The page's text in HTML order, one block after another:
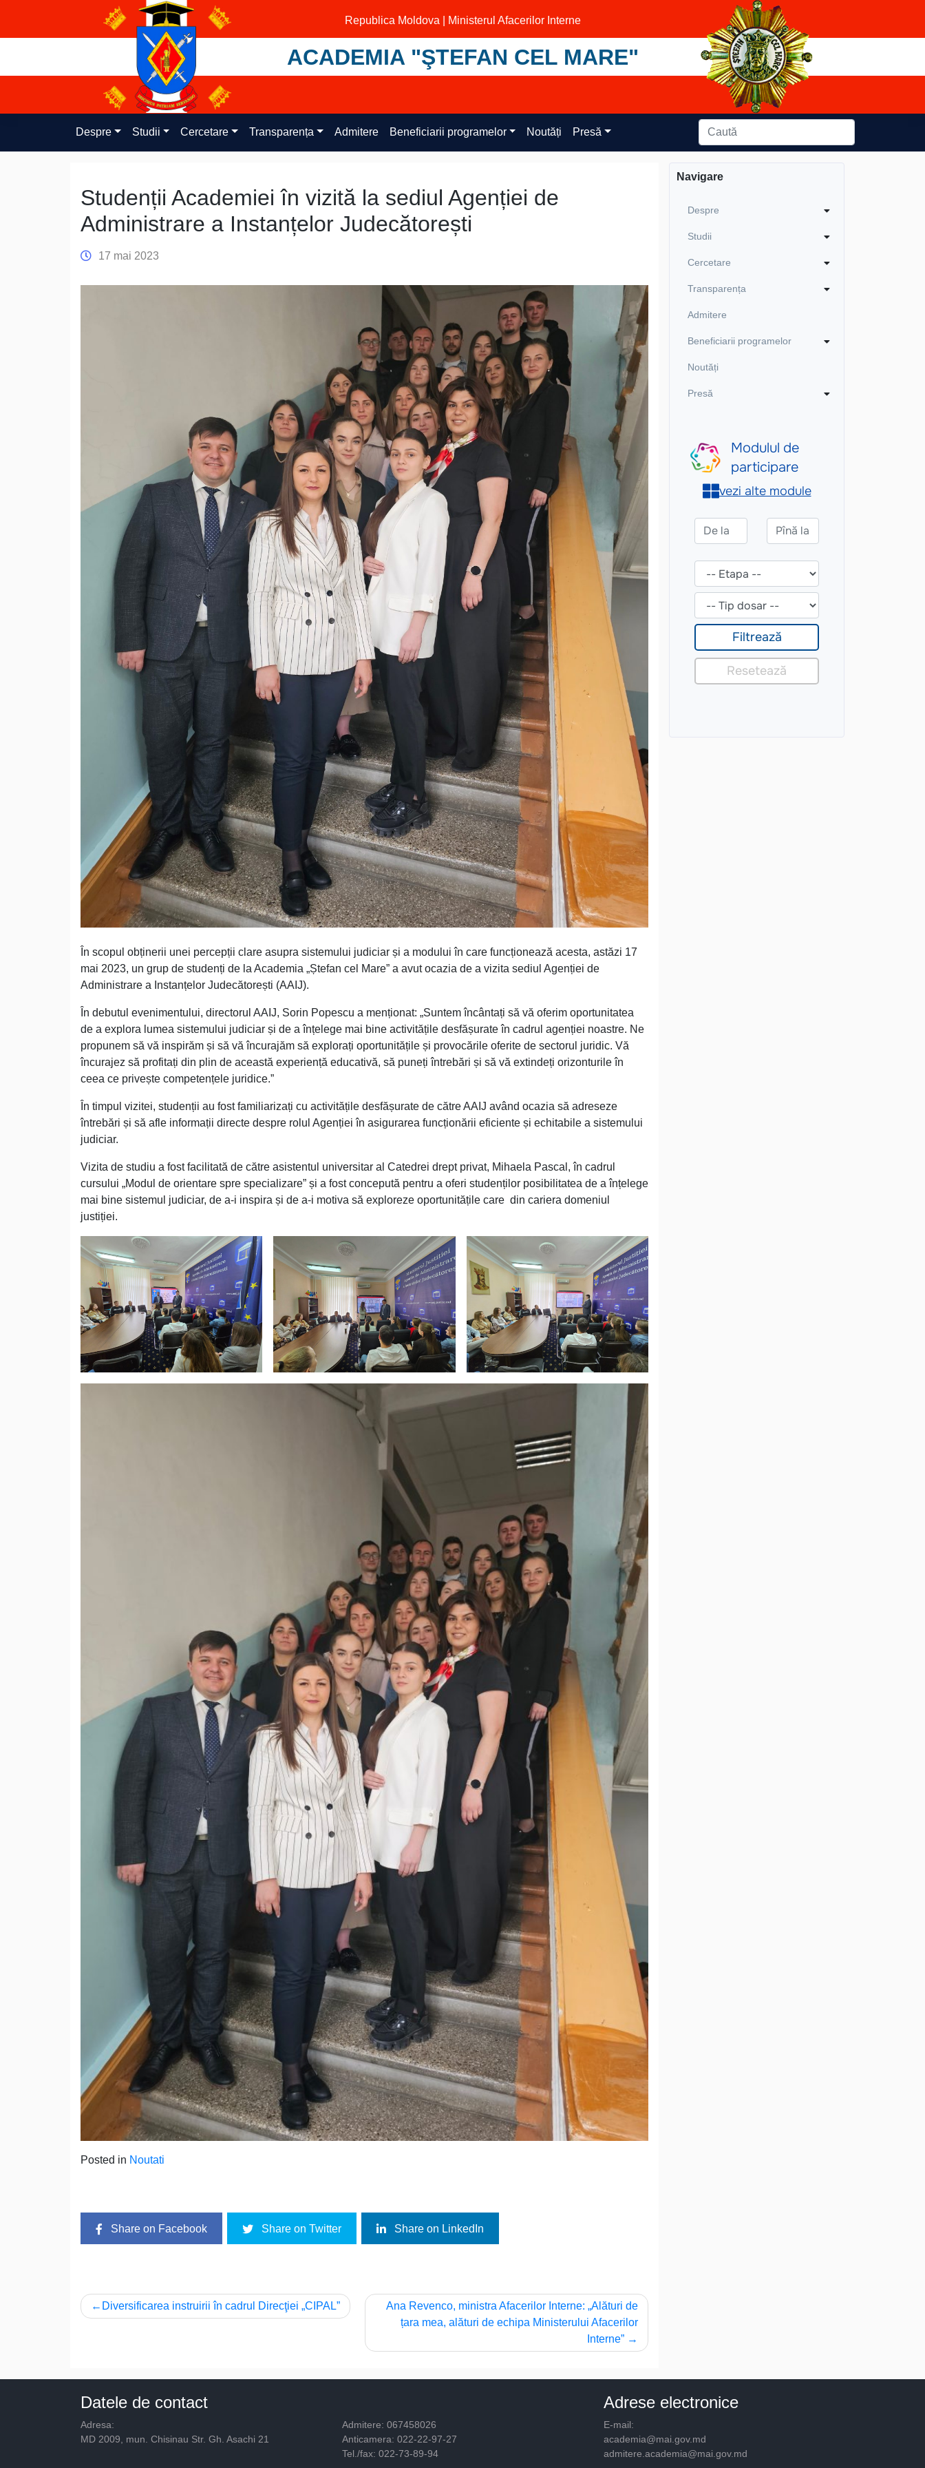
content
Republica Moldova | Ministerul Afacerilor Interne
ACADEMIA "ŞTEFAN CEL MARE"
Despre Studii Cercetare Transparența Admitere Beneficiarii programelor Noutăți Presă
Studenții Academiei în vizită la sediul Agenției de
Administrare a Instanțelor Judecătorești
17 mai 2023
În scopul obținerii unei percepții clare asupra sistemului judiciar și a modului în care funcționează acesta, astăzi 17
mai 2023, un grup de studenți de la Academia „Ștefan cel Mare” a avut ocazia de a vizita sediul Agenției de
Administrare a Instanțelor Judecătorești (AAIJ).
În debutul evenimentului, directorul AAIJ, Sorin Popescu a menționat: „Suntem încântați să vă oferim oportunitatea
de a explora lumea sistemului judiciar și de a înțelege mai bine activitățile desfășurate în cadrul agenției noastre. Ne
propunem să vă inspirăm și să vă încurajăm să explorați oportunitățile și provocările oferite de sectorul juridic. Vă
încurajez să profitați din plin de această experiență educativă, să puneți întrebări și să vă extindeți orizonturile în
ceea ce privește competențele juridice.”
În timpul vizitei, studenții au fost familiarizați cu activitățile desfășurate de către AAIJ având ocazia să adreseze
întrebări și să afle informații directe despre rolul Agenției în asigurarea funcționării eficiente și echitabile a sistemului
judiciar.
Vizita de studiu a fost facilitată de către asistentul universitar al Catedrei drept privat, Mihaela Pascal, în cadrul
cursului „Modul de orientare spre specializare” și a fost concepută pentru a oferi studenților posibilitatea de a înțelege
mai bine sistemul judiciar, de a-i inspira și de a-i motiva să exploreze oportunitățile care din cariera domeniul
justiției.
Posted in Noutati
Share on Facebook Share on Twitter Share on LinkedIn
Navigare
Diversificarea instruirii în cadrul Direcţiei „CIPAL”
Ana Revenco, ministra Afacerilor Interne: „Alături de
țara mea, alături de echipa Ministerului Afacerilor
Interne”
Navigare
Despre
Studii
Cercetare
Transparența
Admitere
Beneficiarii programelor
Noutăți
Presă
Datele de contact
Adresa:
MD 2009, mun. Chisinau Str. Gh. Asachi 21
Admitere: 067458026
Anticamera: 022-22-97-27
Tel./fax: 022-73-89-94
Adrese electronice
E-mail:
academia@mai.gov.md
admitere.academia@mai.gov.md